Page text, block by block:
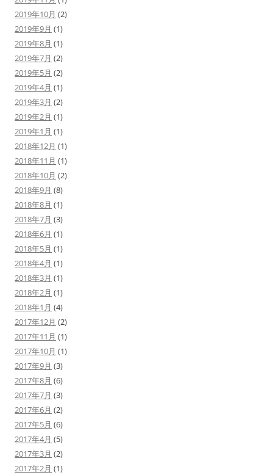
2019年10月 (2)
2019年9月 (1)
2019年8月 (1)
2019年7月 (2)
2019年5月 (2)
2019年4月 (1)
2019年3月 (2)
2019年2月 (1)
2019年1月 (1)
2018年12月 (1)
2018年11月 (1)
2018年10月 (2)
2018年9月 (8)
2018年8月 (1)
2018年7月 (3)
2018年6月 (1)
2018年5月 (1)
2018年4月 (1)
2018年3月 (1)
2018年2月 (1)
2018年1月 (4)
2017年12月 (2)
2017年11月 (1)
2017年10月 (1)
2017年9月 (3)
2017年8月 (6)
2017年7月 (3)
2017年6月 (2)
2017年5月 (6)
2017年4月 (5)
2017年3月 (2)
2017年2月 (1)